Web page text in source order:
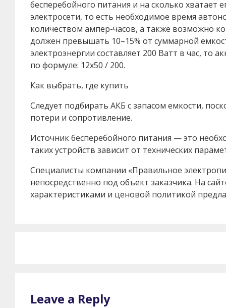
бесперебойного питания и на сколько
электросети, то есть необходимое время
количеством ампер-часов, а также возможно
должен превышать 10–15% от суммарной
электроэнергии составляет 200 Ватт в час, то
по формуле: 12х50 / 200.
Как выбрать, где купить
Следует подбирать АКБ с запасом емкости,
потери и сопротивление.
Источник бесперебойного питания — это
таких устройств зависит от технических
Специалисты компании «Правильное
непосредственно под объект заказчика. На
характеристиками и ценовой политикой
Leave a Reply